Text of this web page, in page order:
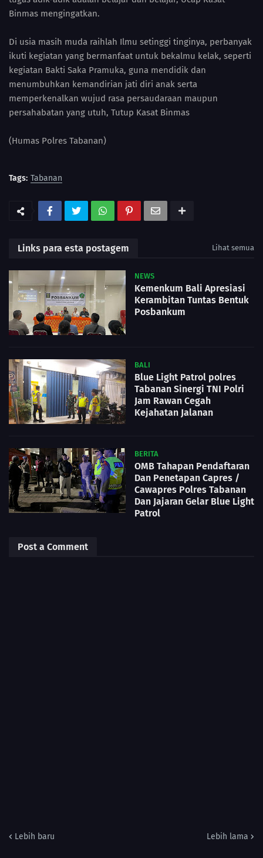
Binmas mengingatkan.
Di usia masih muda raihlah Ilmu setinggi tinginya, perbanyak
ikuti kegiatan yang bermanfaat untuk bekalmu kelak, seperti
kegiatan Bakti Saka Pramuka, guna mendidik dan
menumbuhkan kemandirian jati diri anak serta
memperkenalkan wujud rasa persaudaraan maupun
persahabatan yang utuh, Tutup Kasat Binmas
(Humas Polres Tabanan)
Tags: Tabanan
Links para esta postagem Lihat semua
NEWS
Kemenkum Bali Apresiasi
Kerambitan Tuntas Bentuk
Posbankum
BALI
Blue Light Patrol polres
Tabanan Sinergi TNI Polri
Jam Rawan Cegah
Kejahatan Jalanan
BERITA
OMB Tahapan Pendaftaran
Dan Penetapan Capres /
Cawapres Polres Tabanan
Dan Jajaran Gelar Blue Light
Patrol
Post a Comment
Lebih baru Lebih lama